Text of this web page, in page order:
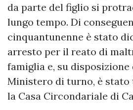
da parte del figlio si
lungo tempo. Di
cinquantunenne è stato
arresto per il reato di
famiglia e, su disposizione
Ministero di turno, è
la Casa Circondariale di